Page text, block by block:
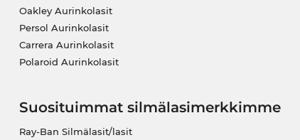
Oakley Aurinkolasit
Persol Aurinkolasit
Carrera Aurinkolasit
Polaroid Aurinkolasit
Suosituimmat silmälasimerkkimme
Ray-Ban Silmälasit/lasit